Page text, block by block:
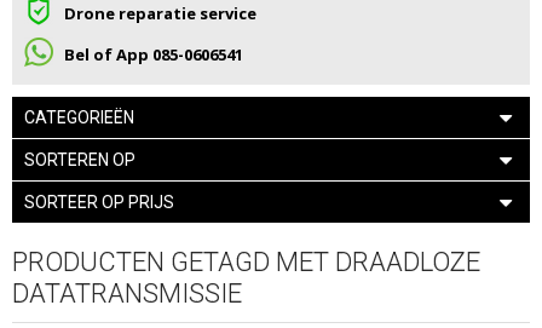
Drone reparatie service
Bel of App 085-0606541
CATEGORIEËN
SORTEREN OP
SORTEER OP PRIJS
PRODUCTEN GETAGD MET DRAADLOZE
DATATRANSMISSIE